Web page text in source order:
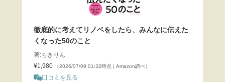
徹底的に考えてリノベをしたら、みんなに伝えた
くなった50のこと
著:ちきりん
¥1,980
（2026/07/09 01:32時点 | Amazon調べ）
口コミを見る